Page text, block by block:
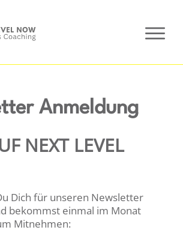
Anmeldung
NEXT LEVEL
Dich für unseren Newsletter
bekommst einmal im Monat
Mitnehmen: